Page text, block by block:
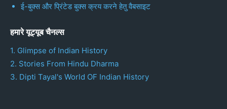
ई-बुक्स और प्रिंटेड बुक्स क्रय करने हेतु वैबसाइट
हमारे यूट्यूब चैनल्स
1. Glimpse of Indian History
2. Stories From Hindu Dharma
3. Dipti Tayal's World OF Indian History